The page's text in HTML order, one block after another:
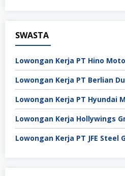
SWASTA
Lowongan Kerja PT Hino
Lowongan Kerja PT Berlian
Lowongan Kerja PT Hyundai
Lowongan Kerja Hollywings
Lowongan Kerja PT JFE Steel